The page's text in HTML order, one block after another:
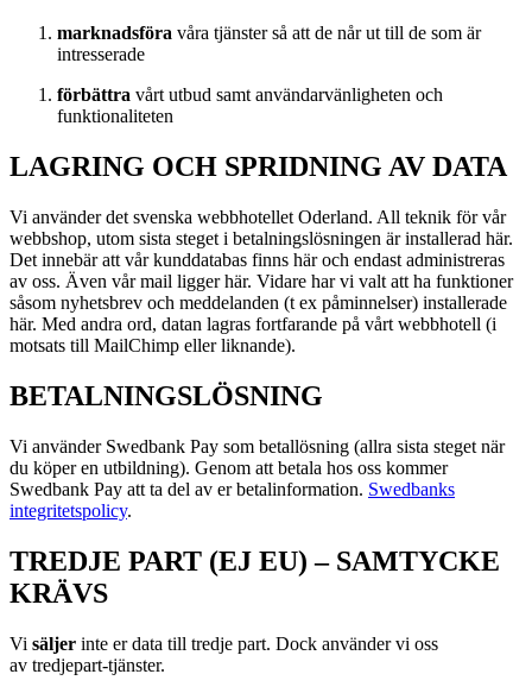
marknadsföra våra tjänster så att de når ut till de som är
intresserade
förbättra vårt utbud samt användarvänligheten och
funktionaliteten
LAGRING OCH SPRIDNING AV DATA
Vi använder det svenska webbhotellet Oderland. All teknik för vår
webbshop, utom sista steget i betalningslösningen är installerad här.
Det innebär att vår kunddatabas finns här och endast administreras
av oss. Även vår mail ligger här. Vidare har vi valt att ha funktioner
såsom nyhetsbrev och meddelanden (t ex påminnelser) installerade
här. Med andra ord, datan lagras fortfarande på vårt webbhotell (i
motsats till MailChimp eller liknande).
BETALNINGSLÖSNING
Vi använder Swedbank Pay som betallösning (allra sista steget när
du köper en utbildning). Genom att betala hos oss kommer
Swedbank Pay att ta del av er betalinformation. Swedbanks
integritetspolicy.
TREDJE PART (EJ EU) – SAMTYCKE
KRÄVS
Vi säljer inte er data till tredje part. Dock använder vi oss
av tredjepart-tjänster.